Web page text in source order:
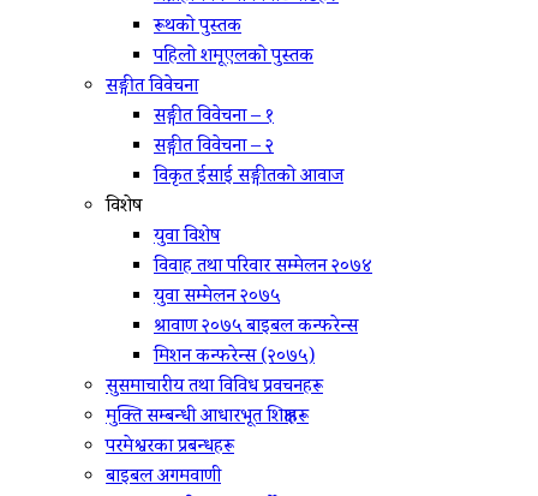
रूथको पुस्तक
पहिलो शमूएलको पुस्तक
सङ्गीत विवेचना
सङ्गीत विवेचना – १
सङ्गीत विवेचना – २
विकृत ईसाई सङ्गीतको आवाज
विशेष
युवा विशेष
विवाह तथा परिवार सम्मेलन २०७४
युवा सम्मेलन २०७५
श्रावाण २०७५ बाइबल कन्फरेन्स
मिशन कन्फरेन्स (२०७५)
सुसमाचारीय तथा विविध प्रवचनहरू
मुक्ति सम्बन्धी आधारभूत शिक्षाहरू
परमेश्वरका प्रबन्धहरू
बाइबल अगमवाणी